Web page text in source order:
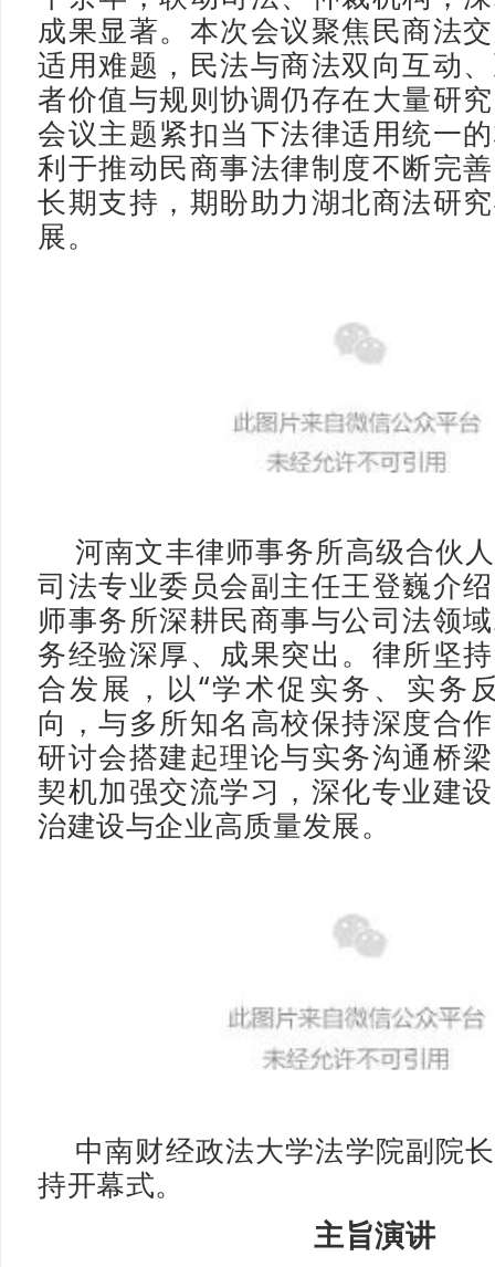
成果显著。本次会议聚焦民商法
适用难题，民法与商法双向互动
者价值与规则协调仍存在大量研
会议主题紧扣当下法律适用统一
利于推动民商事法律制度不断完
长期支持，期盼助力湖北商法研
展。
河南文丰律师事务所高级合伙
司法专业委员会副主任王登巍介
师事务所深耕民商事与公司法领
务经验深厚、成果突出。律所坚
合发展，以“学术促实务、实务
向，与多所知名高校保持深度合
研讨会搭建起理论与实务沟通桥
契机加强交流学习，深化专业建
治建设与企业高质量发展。
中南财经政法大学法学院副院
持开幕式。
主旨演讲